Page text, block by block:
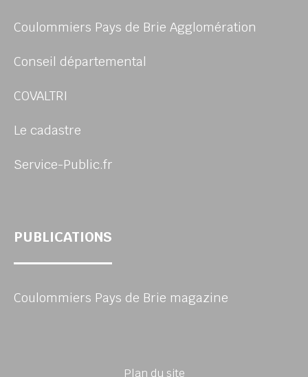
Coulommiers Pays de Brie Agglomération
Conseil départemental
COVALTRI
Le cadastre
Service-Public.fr
PUBLICATIONS
Coulommiers Pays de Brie magazine
Plan du site